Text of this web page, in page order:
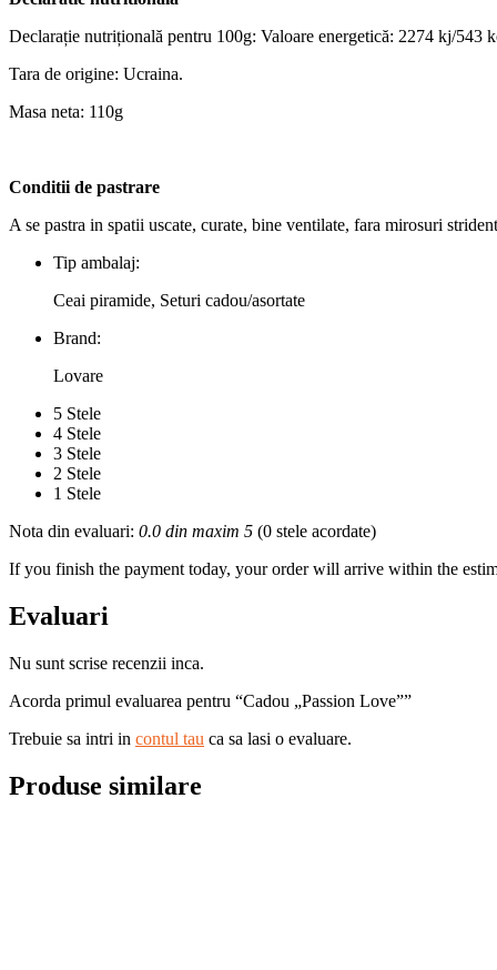
Declarație nutrițională pentru 100g: Valoare energetică: 2274 kj/543
Tara de origine: Ucraina.
Masa neta: 110g
Conditii de pastrare
A se pastra in spatii uscate, curate, bine ventilate, fara mirosuri
Tip ambalaj:
Ceai piramide, Seturi cadou/asortate
Brand:
Lovare
5 Stele
4 Stele
3 Stele
2 Stele
1 Stele
Nota din evaluari: 0.0 din maxim 5 (0 stele acordate)
If you finish the payment today, your order will arrive within the
Evaluari
Nu sunt scrise recenzii inca.
Acorda primul evaluarea pentru “Cadou „Passion Love””
Trebuie sa intri in contul tau ca sa lasi o evaluare.
Produse similare